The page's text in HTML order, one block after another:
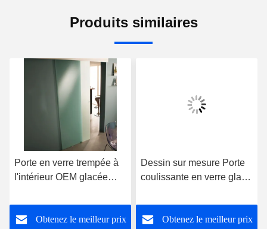
Produits similaires
Porte en verre trempée à
l'intérieur OEM glacée
Obtenez le meilleur prix
Dessin sur mesure Porte
coulissante en verre glacé
matériel
Obtenez le meilleur prix